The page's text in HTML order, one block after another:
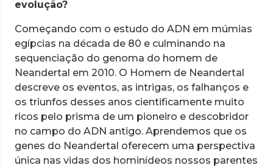
evolução?
Começando com o estudo do ADN em múmias
egípcias na década de 80 e culminando na
sequenciação do genoma do homem de
Neandertal em 2010. O Homem de Neandertal
descreve os eventos, as intrigas, os falhanços e
os triunfos desses anos cientificamente muito
ricos pelo prisma de um pioneiro e descobridor
no campo do ADN antigo. Aprendemos que os
genes do Neandertal oferecem uma perspectiva
única nas vidas dos hominídeos nossos parentes